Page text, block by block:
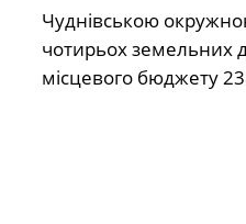
Чуднівською
чотирьох земельних
місцевого бюджету